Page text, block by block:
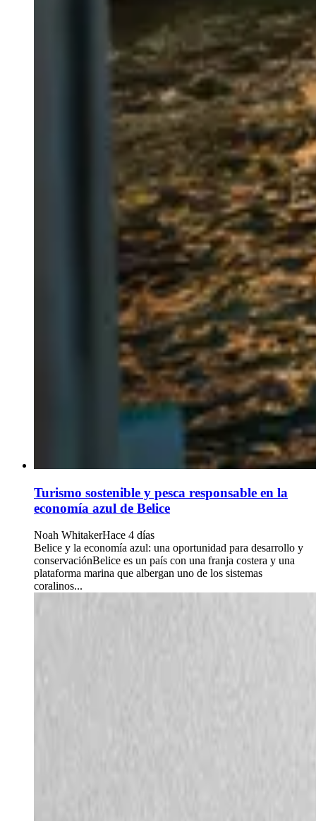
Turismo sostenible y pesca responsable en la
economía azul de Belice
Noah WhitakerHace 4 días
Belice y la economía azul: una oportunidad para desarrollo y
conservaciónBelice es un país con una franja costera y una
plataforma marina que albergan uno de los sistemas
coralinos...